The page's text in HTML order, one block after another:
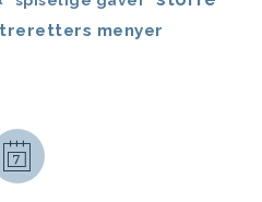
treretters menyer